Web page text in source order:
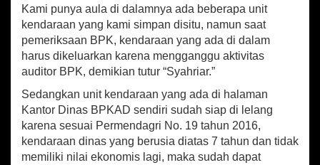
Kami punya aula di dalamnya ada beberapa unit
kendaraan yang kami simpan disitu, namun saat
pemeriksaan BPK, kendaraan yang ada di dalam
harus dikeluarkan karena mengganggu aktivitas
auditor BPK, demikian tutur “Syahriar.”
Sedangkan unit kendaraan yang ada di halaman
Kantor Dinas BPKAD sendiri sudah siap di lelang
karena sesuai Permendagri No. 19 tahun 2016,
kendaraan dinas yang berusia diatas 7 tahun dan tidak
memiliki nilai ekonomis lagi, maka sudah dapat